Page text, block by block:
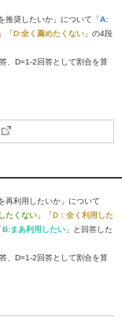
推奨したいか」について「A:
」「D:全く薦めたくない 」の4段
、D=1-2回答として割合を算
再利用したいか」について
たくない 」「D：全く利用した
B:まあ利用したい 」と回答した
、D=1-2回答として割合を算